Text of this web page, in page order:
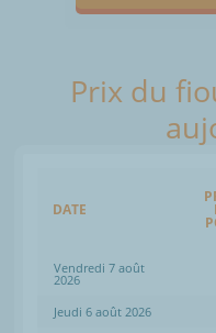
Prix du
DATE
Vendredi 7 août
2026
Jeudi 6 août 2026